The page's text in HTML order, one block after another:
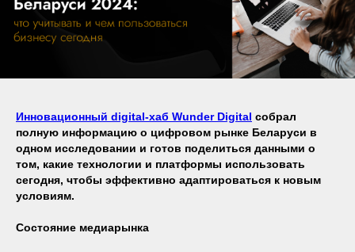
Инновационный digital-хаб Wunder Digital собрал
полную информацию о цифровом рынке Беларуси в
одном исследовании и готов поделиться данными о
том, какие технологии и платформы использовать
сегодня, чтобы эффективно адаптироваться к новым
условиям.
Состояние медиарынка